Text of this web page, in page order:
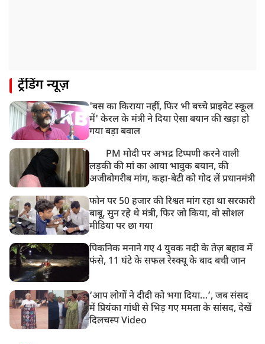
ट्रेंडिंग न्यूज़
'बस का किराया नहीं, फिर भी बच्चे प्राइवेट स्कूल
में' केरल के मंत्री ने दिया ऐसा बयान की खड़ा हो
गया बड़ा बवाल
PM मोदी पर अभद्र टिप्पणी करने वाली
लड़की की मां का आया भावुक बयान, की
अजीबोगरीब मांग, कहा-बेटी को गोद लें प्रधानमंत्री
फोन पर 50 हजार की रिश्वत मांग रहा था सरकारी
बाबू, सुन रहे थे मंत्री, फिर जो किया, वो सोशल
मीडिया पर छा गया
पिकनिक मनाने गए 4 युवक नदी के तेज़ बहाव में
फंसे, 11 घंटे के सफल रेस्क्यू के बाद बची जान
‘आप लोगों ने दीदी को भगा दिया…’, जब संसद
में प्रियंका गांधी से भिड़ गए ममता के सांसद, देखें
दिलचस्प Video